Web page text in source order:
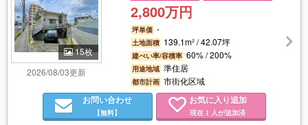
15枚
2026/08/03更新
2,800万円
坪単価 -
土地面積 139.1m² / 42.07坪
建ぺい率/容積率 60% / 200%
用途地域 準住居
都市計画 市街化区域
お問い合わせ
【無料】
お気に入り追加
現在 1 人が追加済